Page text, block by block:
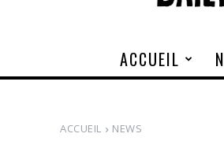
ACCUEIL
ACCUEIL NEWS